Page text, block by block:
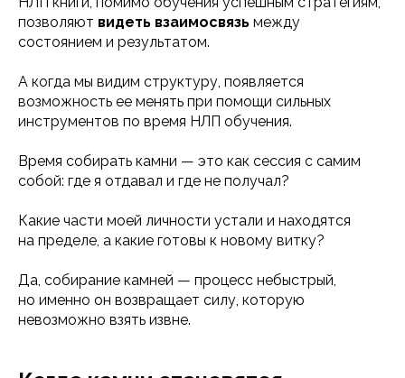
позволяют видеть взаимосвязь между
состоянием и результатом.
А когда мы видим структуру, появляется
возможность ее менять при помощи сильных
инструментов по время НЛП обучения.
Время собирать камни — это как сессия с самим
собой: где я отдавал и где не получал?
Какие части моей личности устали и находятся
на пределе, а какие готовы к новому витку?
Да, собирание камней — процесс небыстрый,
но именно он возвращает силу, которую
невозможно взять извне.